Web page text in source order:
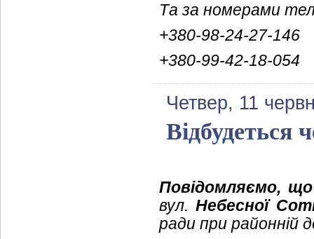
Та за номерами
+380-98-24-27-146
+380-99-42-18-054
Четвер, 11
Відбудеться
Повідомляємо, що
вул.Небесної
ради при районній